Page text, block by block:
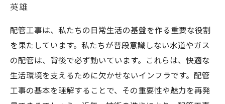
未来の配管工事：私たちの生活を変える可能性
英雄
配管工事は、私たちの日常生活の基盤を作る重要な役割
を果たしています。私たちが普段意識しない水道やガス
の配管は、背後で必ず動いています。これらは、快適な
生活環境を支えるために欠かせないインフラです。配管
工事の基本を理解することで、その重要性や魅力を再発